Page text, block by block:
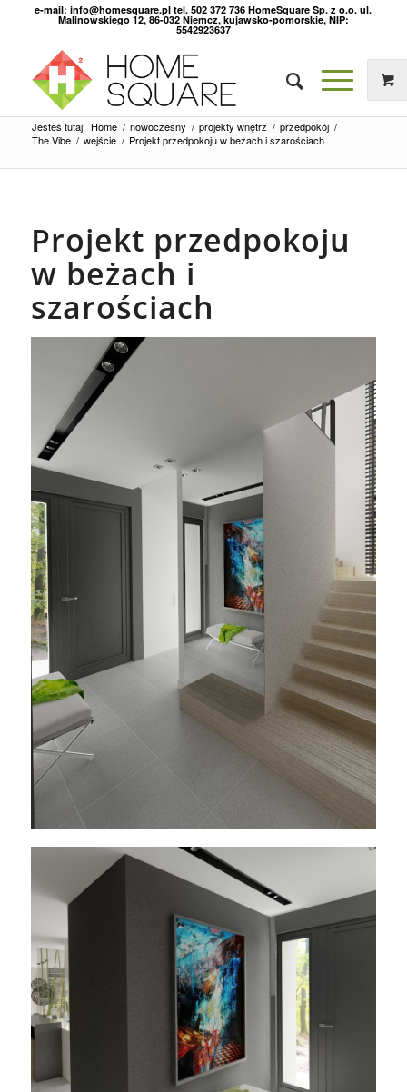
e-mail: info@homesquare.pl tel. 502 372 736 HomeSquare Sp. z o.o. ul.
Malinowskiego 12, 86-032 Niemcz, kujawsko-pomorskie, NIP:
5542923637
Jesteś tutaj: Home / nowoczesny / projekty wnętrz / przedpokój /
The Vibe / wejście / Projekt przedpokoju w beżach i szarościach
Projekt przedpokoju
w beżach i
szarościach